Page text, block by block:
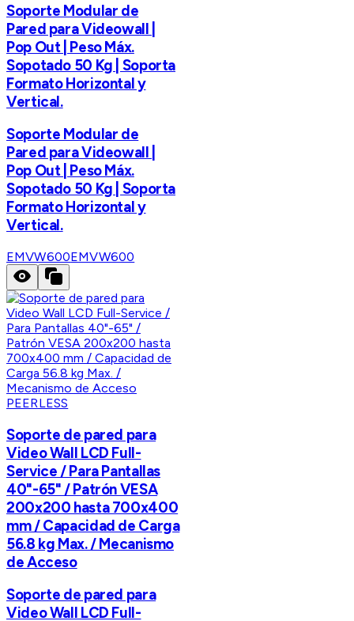
Soporte Modular de
Pared para Videowall |
Pop Out | Peso Máx.
Sopotado 50 Kg | Soporta
Formato Horizontal y
Vertical.
Soporte Modular de
Pared para Videowall |
Pop Out | Peso Máx.
Sopotado 50 Kg | Soporta
Formato Horizontal y
Vertical.
EMVW600EMVW600
PEERLESS
Soporte de pared para
Video Wall LCD Full-
Service / Para Pantallas
40"-65" / Patrón VESA
200x200 hasta 700x400
mm / Capacidad de Carga
56.8 kg Max. / Mecanismo
de Acceso
Soporte de pared para
Video Wall LCD Full-